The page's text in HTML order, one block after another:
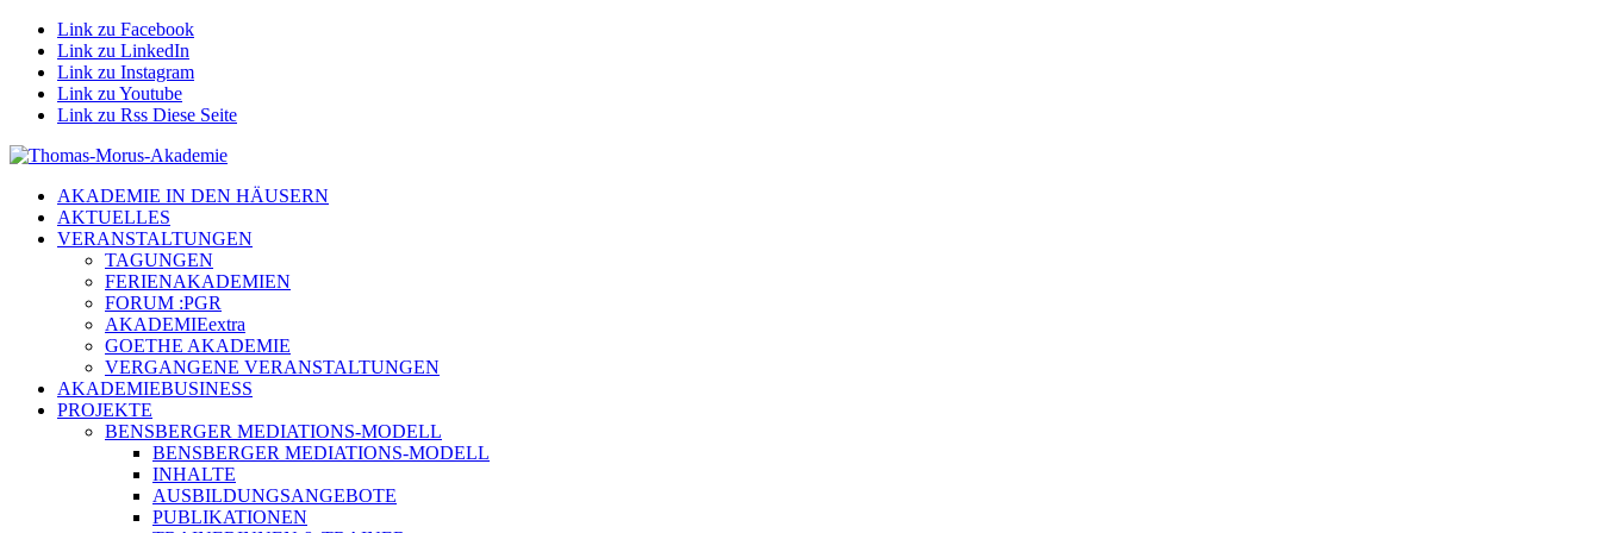
Link zu Facebook
Link zu LinkedIn
Link zu Instagram
Link zu Youtube
Link zu Rss Diese Seite
AKADEMIE IN DEN HÄUSERN
AKTUELLES
VERANSTALTUNGEN
TAGUNGEN
FERIENAKADEMIEN
FORUM :PGR
AKADEMIEextra
GOETHE AKADEMIE
VERGANGENE VERANSTALTUNGEN
AKADEMIEBUSINESS
PROJEKTE
BENSBERGER MEDIATIONS-MODELL
BENSBERGER MEDIATIONS-MODELL
INHALTE
AUSBILDUNGSANGEBOTE
PUBLIKATIONEN